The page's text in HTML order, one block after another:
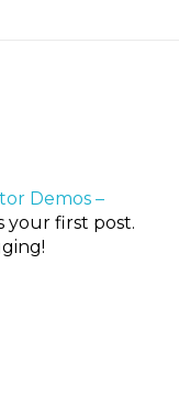
Demos –
your first post.